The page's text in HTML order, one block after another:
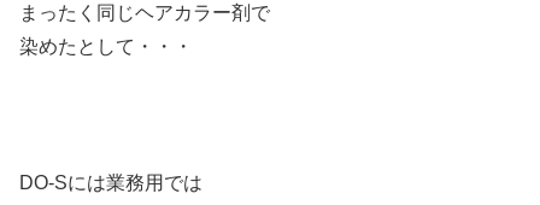
まったく同じヘアカラー剤で
染めたとして・・・
DO-Sには業務用では